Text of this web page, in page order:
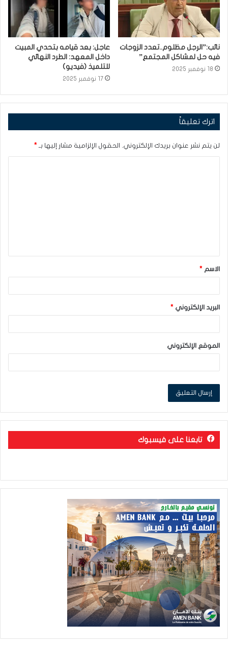
نائب:”الرجل مظلوم..تعدد الزوجات
فيه حل لمشاكل المجتمع”
18 نوفمبر 2025
عاجل: بعد قيامه بتحدي المبيت
داخل المعهد: الطرد النهائي
للتلميذ (فيديو)
17 نوفمبر 2025
اترك تعليقاً
لن يتم نشر عنوان بريدك الإلكتروني. الحقول الإلزامية مشار إليها بـ *
ق
*
الاسم *
البريد الإلكتروني *
الموقع الإلكتروني
تابعنا على فيسبوك